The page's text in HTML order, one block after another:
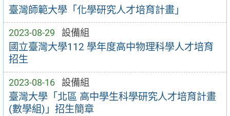
臺灣師範大學「化學研究人才培育計畫」
2023-08-29 設備組
國立臺灣大學112 學年度高中物理科學人才培育
招生
2023-08-16 設備組
臺灣大學「北區 高中學生科學研究人才培育計畫
(數學組)」招生簡章